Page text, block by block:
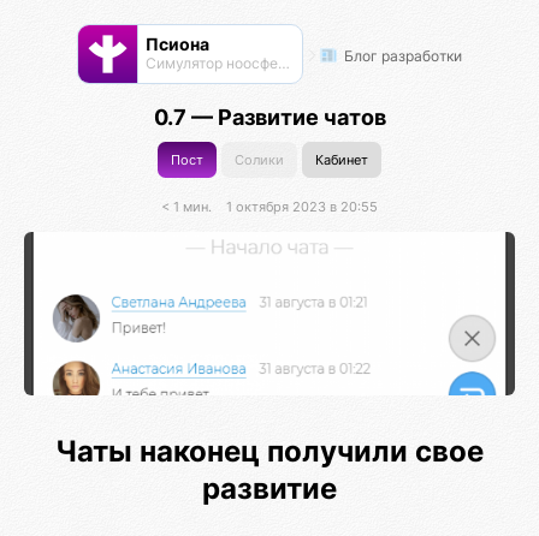
Псиона
Cимулятор ноосферы Блог разработки
0.7 — Развитие чатов
Пост Солики Кабинет
< 1 мин. 1 октября 2023 в 20:55
Чаты наконец получили свое
развитие